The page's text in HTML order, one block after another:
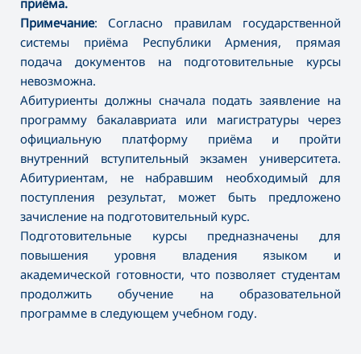
Примечание: Согласно правилам государственной
системы приёма Республики Армения, прямая
подача документов на подготовительные курсы
невозможна.
Абитуриенты должны сначала подать заявление на
программу бакалавриата или магистратуры через
официальную платформу приёма и пройти
внутренний вступительный экзамен университета.
Абитуриентам, не набравшим необходимый для
поступления результат, может быть предложено
зачисление на подготовительный курс.
Подготовительные курсы предназначены для
повышения уровня владения языком и
академической готовности, что позволяет студентам
продолжить обучение на образовательной
программе в следующем учебном году.